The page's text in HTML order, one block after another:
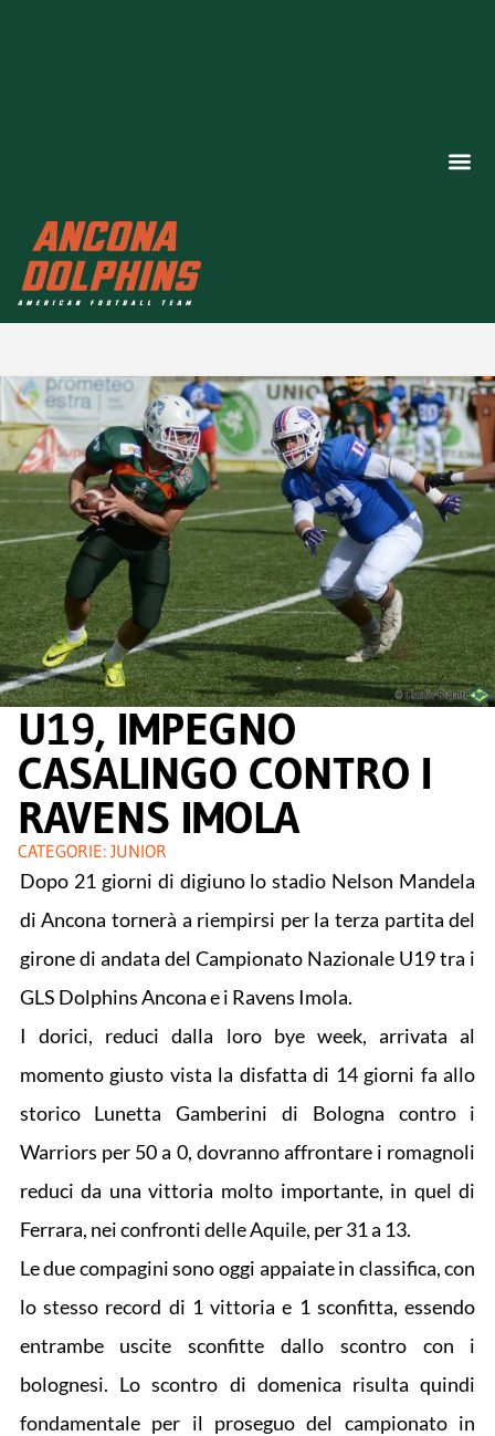
U19, IMPEGNO
CASALINGO CONTRO I
RAVENS IMOLA
CATEGORIE: JUNIOR
Dopo 21 giorni di digiuno lo stadio Nelson Mandela
di Ancona tornerà a riempirsi per la terza partita del
girone di andata del Campionato Nazionale U19 tra i
GLS Dolphins Ancona e i Ravens Imola.
I dorici, reduci dalla loro bye week, arrivata al
momento giusto vista la disfatta di 14 giorni fa allo
storico Lunetta Gamberini di Bologna contro i
Warriors per 50 a 0, dovranno affrontare i romagnoli
reduci da una vittoria molto importante, in quel di
Ferrara, nei confronti delle Aquile, per 31 a 13.
Le due compagini sono oggi appaiate in classifica, con
lo stesso record di 1 vittoria e 1 sconfitta, essendo
entrambe uscite sconfitte dallo scontro con i
bolognesi. Lo scontro di domenica risulta quindi
fondamentale per il proseguo del campionato in